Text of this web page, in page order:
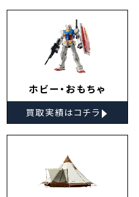
ホビー・おもちゃ
買取実績はコチラ ▸